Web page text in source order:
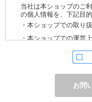
当社は本ショップのご
の個人情報を、下記目
・本ショップでの取り
・本ショップでの運営
ただし、お申し込みフ
・電子メール、ダイレ
（1）ご提供情報の
・住宅関連設備・建材